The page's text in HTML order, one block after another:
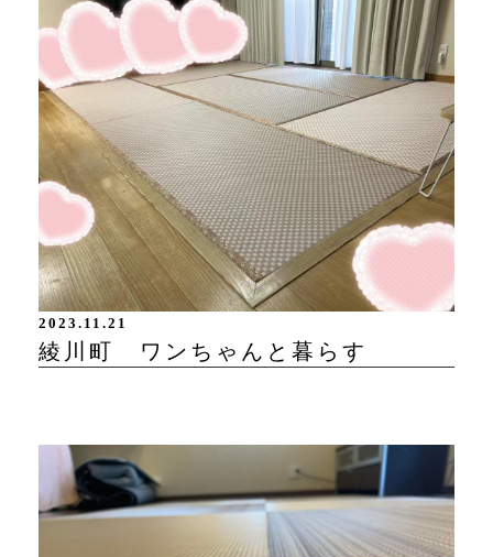
2023.11.21
綾川町 ワンちゃんと暮らす